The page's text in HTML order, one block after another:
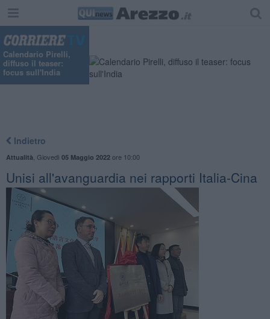
Calendario Pirelli,
diffuso il teaser:
focus sull'India
Indietro
Attualità Giovedì 05 Maggio 2022ore 10:00
Unisi all'avanguardia nei rapporti Italia-Cina